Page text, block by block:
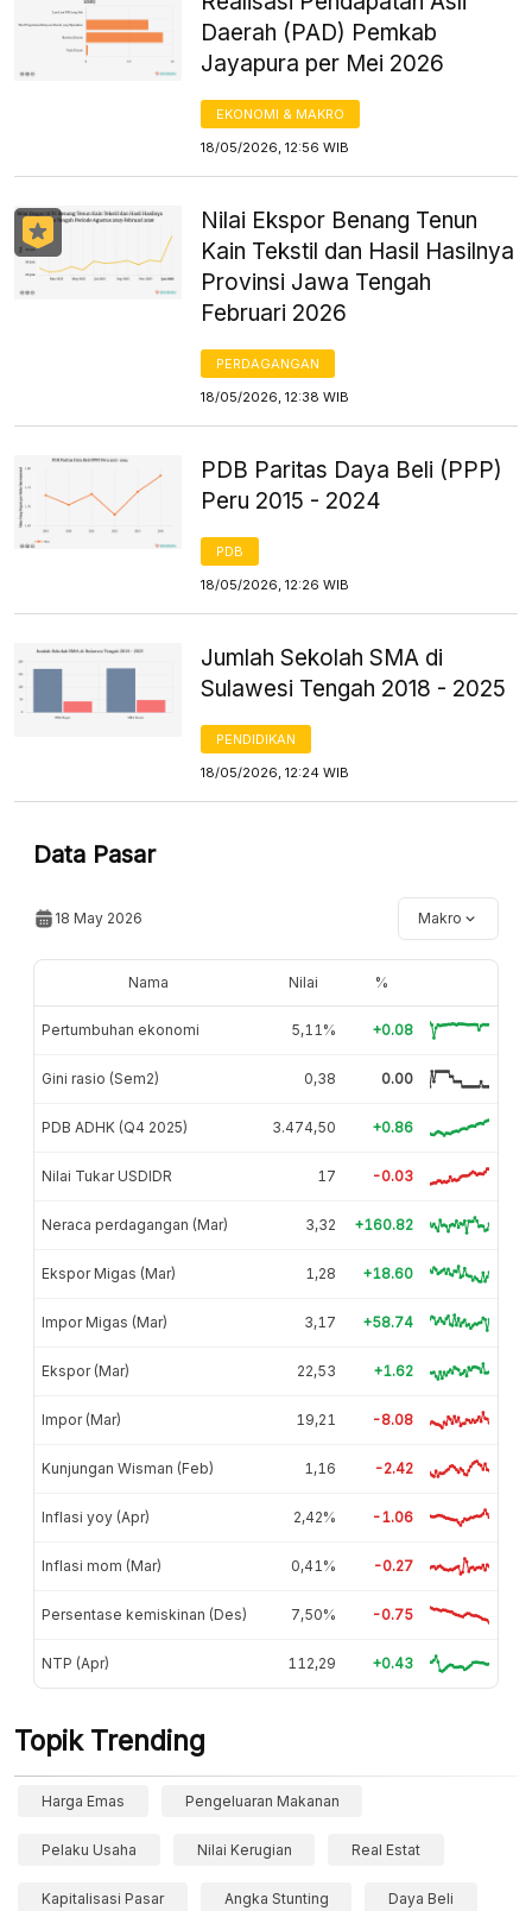
Daerah (PAD) Pemkab
Jayapura per Mei 2026
EKONOMI & MAKRO
18/05/2026, 12:56 WIB
Nilai Ekspor Benang Tenun
Kain Tekstil dan Hasil Hasilnya
Provinsi Jawa Tengah
Februari 2026
PERDAGANGAN
18/05/2026, 12:38 WIB
PDB Paritas Daya Beli (PPP)
Peru 2015 - 2024
PDB
18/05/2026, 12:26 WIB
Jumlah Sekolah SMA di
Sulawesi Tengah 2018 - 2025
PENDIDIKAN
18/05/2026, 12:24 WIB
Data Pasar
18 May 2026 Makro
Nama Nilai %
Pertumbuhan ekonomi 5,11% +0.08
Gini rasio (Sem2) 0,38 0.00
PDB ADHK (Q4 2025) 3.474,50 +0.86
Nilai Tukar USDIDR 17 -0.03
Neraca perdagangan (Mar) 3,32 +160.82
Ekspor Migas (Mar) 1,28 +18.60
Impor Migas (Mar) 3,17 +58.74
Ekspor (Mar) 22,53 +1.62
Impor (Mar) 19,21 -8.08
Kunjungan Wisman (Feb) 1,16 -2.42
Inflasi yoy (Apr) 2,42% -1.06
Inflasi mom (Mar) 0,41% -0.27
Persentase kemiskinan (Des) 7,50% -0.75
NTP (Apr) 112,29 +0.43
Topik Trending
Harga Emas Pengeluaran Makanan
Pelaku Usaha Nilai Kerugian Real Estat
Kapitalisasi Pasar Angka Stunting Daya Beli